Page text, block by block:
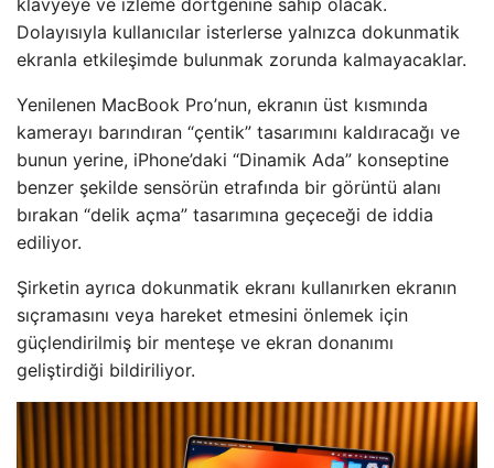
Dolayısıyla kullanıcılar isterlerse yalnızca dokunmatik
ekranla etkileşimde bulunmak zorunda kalmayacaklar.
Yenilenen MacBook Pro’nun, ekranın üst kısmında
kamerayı barındıran “çentik” tasarımını kaldıracağı ve
bunun yerine, iPhone’daki “Dinamik Ada” konseptine
benzer şekilde sensörün etrafında bir görüntü alanı
bırakan “delik açma” tasarımına geçeceği de iddia
ediliyor.
Şirketin ayrıca dokunmatik ekranı kullanırken ekranın
sıçramasını veya hareket etmesini önlemek için
güçlendirilmiş bir menteşe ve ekran donanımı
geliştirdiği bildiriliyor.